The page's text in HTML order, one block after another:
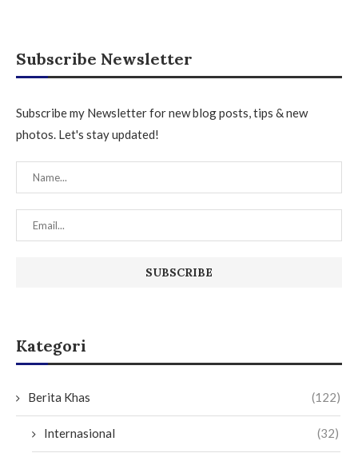
Subscribe Newsletter
Subscribe my Newsletter for new blog posts, tips & new
photos. Let's stay updated!
Kategori
Berita Khas (122)
Internasional (32)